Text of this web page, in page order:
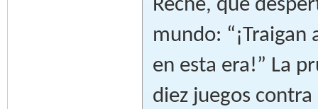
Reche, que
mundo: “¡Traigan
en esta era!” La
diez juegos